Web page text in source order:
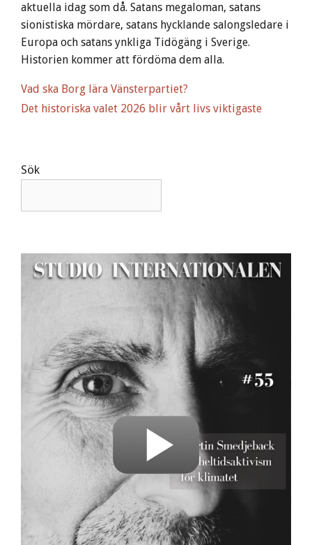
aktuella idag som då. Satans megaloman, satans
sionistiska mördare, satans hycklande salongsledare i
Europa och satans ynkliga Tidögäng i Sverige.
Historien kommer att fördöma dem alla.
Vad ska Borg lära Vänsterpartiet?
Det historiska valet 2026 blir vårt livs viktigaste
Sök